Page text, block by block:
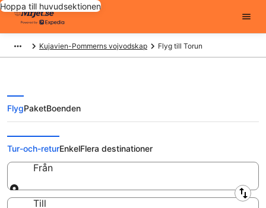
Hoppa till huvudsektionen
Kujavien-Pommerns vojvodskap Flyg till Torun
Billiga flygbiljetter till Torun
FlygPaketBoenden
Tur-och-returEnkelFlera destinationer
Från
Från
Till